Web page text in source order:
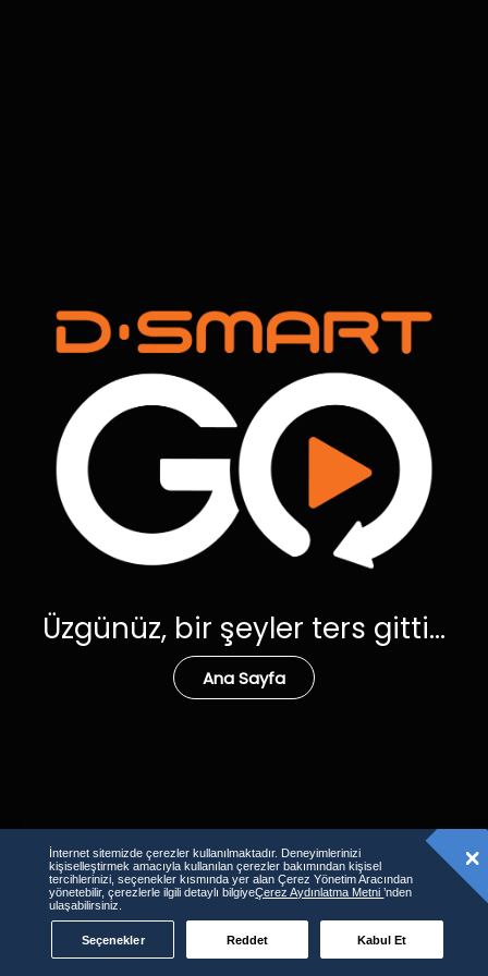
Üzgünüz, bir şeyler ters gitti...
Ana Sayfa
İnternet sitemizde çerezler kullanılmaktadır. Deneyimlerinizi
kişiselleştirmek amacıyla kullanılan çerezler bakımından kişisel
tercihlerinizi, seçenekler kısmında yer alan Çerez Yönetim Aracından
yönetebilir, çerezlerle ilgili detaylı bilgiyeÇerez Aydınlatma Metni’nden
ulaşabilirsiniz.
Seçenekler Reddet Kabul Et